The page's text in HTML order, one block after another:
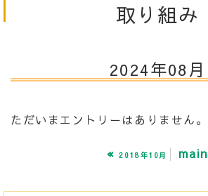
取り組み
2024年08月
ただいまエントリーはありません。
«2018年10月 main